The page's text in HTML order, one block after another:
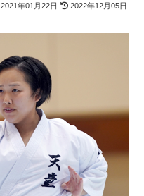
2021年01月22日 2022年12月05日